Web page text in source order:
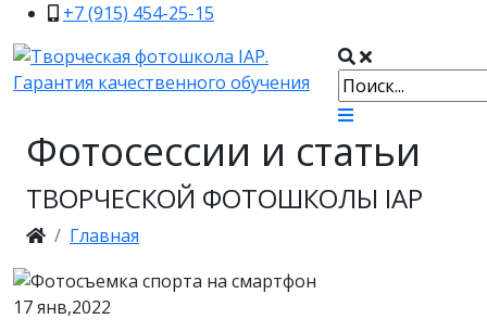
+7 (915) 454-25-15
Фотосессии и статьи
ТВОРЧЕСКОЙ ФОТОШКОЛЫ IAP
Главная
17янв,2022